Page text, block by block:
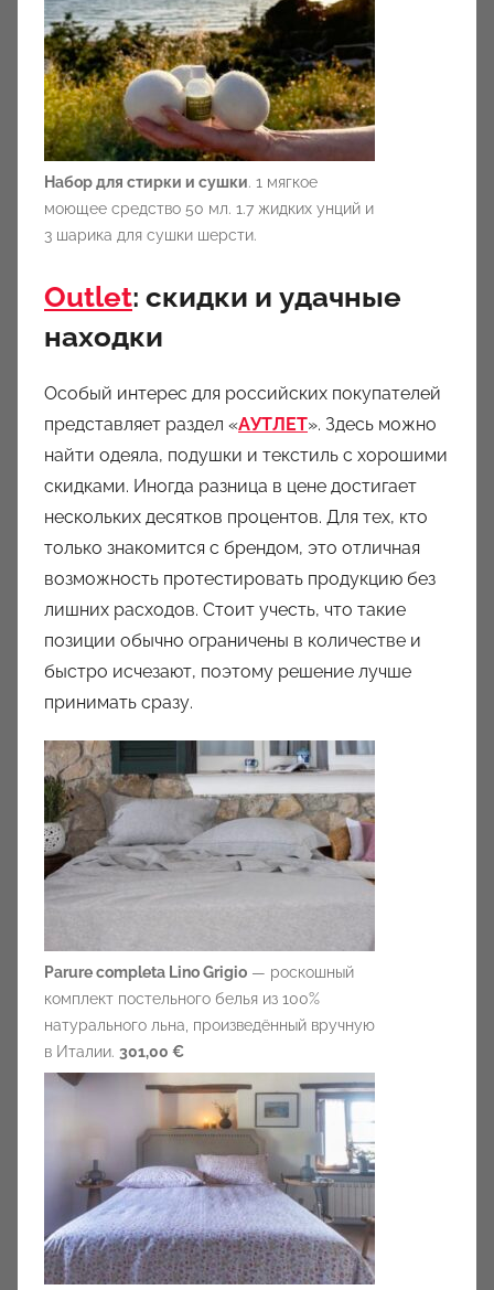
Набор для стирки и сушки. 1 мягкое
моющее средство 50 мл. 1.7 жидких унций и
3 шарика для сушки шерсти.
Outlet: скидки и удачные
находки
Особый интерес для российских покупателей
представляет раздел «АУТЛЕТ». Здесь можно
найти одеяла, подушки и текстиль с хорошими
скидками. Иногда разница в цене достигает
нескольких десятков процентов. Для тех, кто
только знакомится с брендом, это отличная
возможность протестировать продукцию без
лишних расходов. Стоит учесть, что такие
позиции обычно ограничены в количестве и
быстро исчезают, поэтому решение лучше
принимать сразу.
Parure completa Lino Grigio — роскошный
комплект постельного белья из 100%
натурального льна, произведённый вручную
в Италии. 301,00 €